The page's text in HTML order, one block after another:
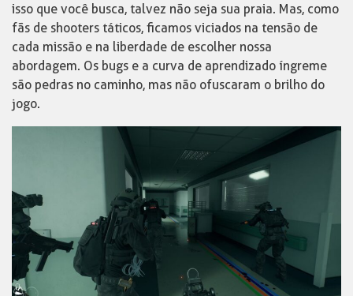
isso que você busca, talvez não seja sua praia. Mas, como
fãs de shooters táticos, ficamos viciados na tensão de
cada missão e na liberdade de escolher nossa
abordagem. Os bugs e a curva de aprendizado íngreme
são pedras no caminho, mas não ofuscaram o brilho do
jogo.